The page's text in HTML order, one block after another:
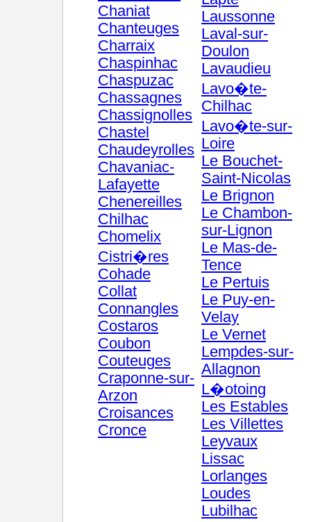
Chaniat
Chanteuges
Charraix
Chaspinhac
Chaspuzac
Chassagnes
Chassignolles
Chastel
Chaudeyrolles
Chavaniac-
Lafayette
Chenereilles
Chilhac
Chomelix
Cistri�res
Cohade
Collat
Connangles
Costaros
Coubon
Couteuges
Craponne-sur-
Arzon
Croisances
Cronce
Laussonne
Laval-sur-
Doulon
Lavaudieu
Lavo�te-
Chilhac
Lavo�te-sur-
Loire
Le Bouchet-
Saint-Nicolas
Le Brignon
Le Chambon-
sur-Lignon
Le Mas-de-
Tence
Le Pertuis
Le Puy-en-
Velay
Le Vernet
Lempdes-sur-
Allagnon
L�otoing
Les Estables
Les Villettes
Leyvaux
Lissac
Lorlanges
Loudes
Lubilhac